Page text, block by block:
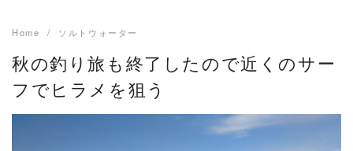
Home ソルトウォーター
秋の釣り旅も終了したので近くのサー
フでヒラメを狙う